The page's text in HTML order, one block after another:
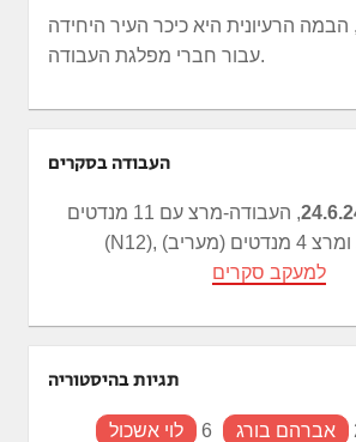
שנה, הבמה הרעיונית היא כיכר העיר היחידה
עבור חברי מפלגת העבודה.
העבודה בסקרים
, העבודה-מרצ עם 11 מנדטים
למעקב סקרים
תגיות בהיסטוריה
לוי אשכול 6 אברהם בורג